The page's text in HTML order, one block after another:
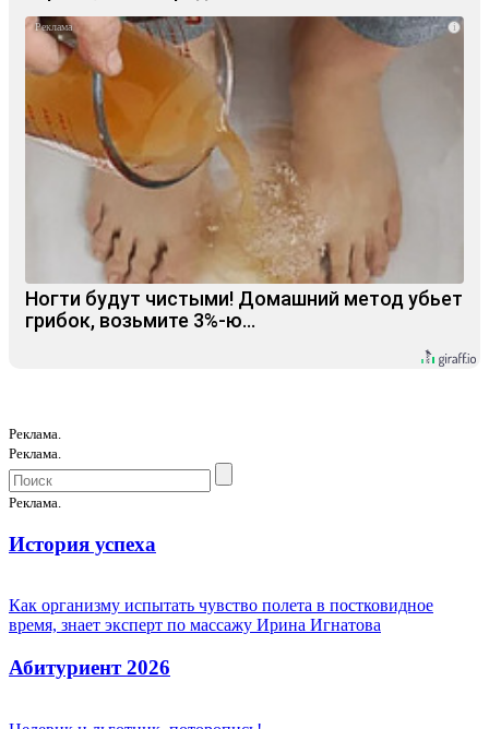
i
Ногти будут чистыми! Домашний метод убьет
грибок, возьмите 3%-ю…
Реклама.
Реклама.
Реклама.
История успеха
Как организму испытать чувство полета в постковидное
время, знает эксперт по массажу Ирина Игнатова
Абитуриент 2026